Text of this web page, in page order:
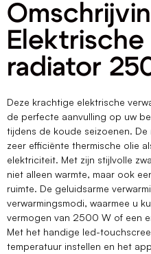
radiator
Deze krachtige elektrische
de perfecte aanvulling op uw
tijdens de koude seizoenen.
zeer efficiënte thermische olie
elektriciteit. Met zijn stijlvolle
niet alleen warmte, maar ook
ruimte. De geluidsarme
verwarmingsmodi, waarmee u
vermogen van 2500 W of een
Met het handige led-
temperatuur instellen en het